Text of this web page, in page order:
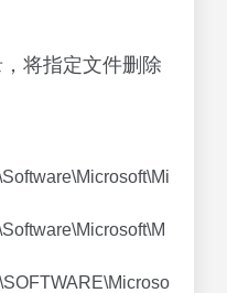
将指定文件删除